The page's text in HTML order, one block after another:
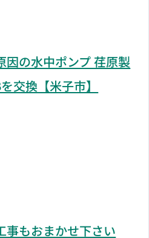
因の水中ポンプ 荏原製
交換【米子市】
事もおまかせ下さい